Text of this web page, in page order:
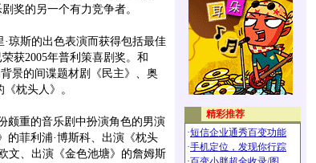
奖的另一个有力竞争者。
斯的出色表演而获得包括最佳
获2005年普利策喜剧奖。和
景的间谍题材剧《民主》、奥
枕头人》。
重的音乐剧中扮演角色的男演
的菲利浦·博斯科、出演《枕头
文、出演《金色池塘》的詹姆斯